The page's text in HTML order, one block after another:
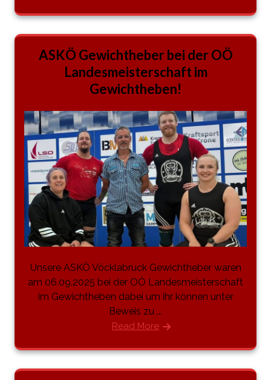
ASKÖ Gewichtheber bei der OÖ
Landesmeisterschaft im
Gewichtheben!
Unsere ASKÖ Vöcklabruck Gewichtheber waren
am 06.09.2025 bei der OÖ Landesmeisterschaft
im Gewichtheben dabei um ihr können unter
Beweis zu ...
Read More